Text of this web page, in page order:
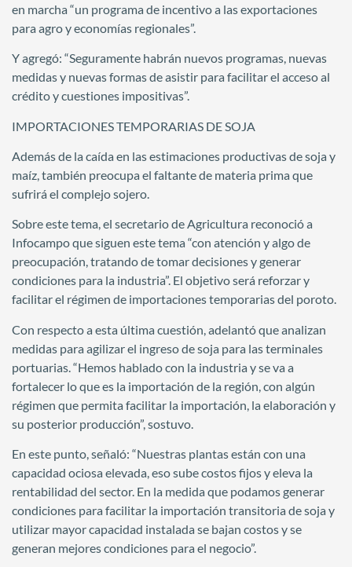
en marcha “un programa de incentivo a las exportaciones
para agro y economías regionales”.
Y agregó: “Seguramente habrán nuevos programas, nuevas
medidas y nuevas formas de asistir para facilitar el acceso al
crédito y cuestiones impositivas”.
IMPORTACIONES TEMPORARIAS DE SOJA
Además de la caída en las estimaciones productivas de soja y
maíz, también preocupa el faltante de materia prima que
sufrirá el complejo sojero.
Sobre este tema, el secretario de Agricultura reconoció a
Infocampo que siguen este tema “con atención y algo de
preocupación, tratando de tomar decisiones y generar
condiciones para la industria”. El objetivo será reforzar y
facilitar el régimen de importaciones temporarias del poroto.
Con respecto a esta última cuestión, adelantó que analizan
medidas para agilizar el ingreso de soja para las terminales
portuarias. “Hemos hablado con la industria y se va a
fortalecer lo que es la importación de la región, con algún
régimen que permita facilitar la importación, la elaboración y
su posterior producción”, sostuvo.
En este punto, señaló: “Nuestras plantas están con una
capacidad ociosa elevada, eso sube costos fijos y eleva la
rentabilidad del sector. En la medida que podamos generar
condiciones para facilitar la importación transitoria de soja y
utilizar mayor capacidad instalada se bajan costos y se
generan mejores condiciones para el negocio”.